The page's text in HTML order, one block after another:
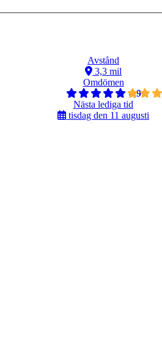
Avstånd
3,3 mil
Omdömen
4,9
Nästa lediga tid
tisdag den 11 augusti